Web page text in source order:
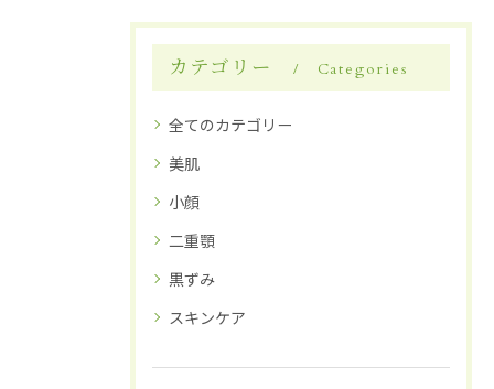
カテゴリー Categories
全てのカテゴリー
美肌
小顔
二重顎
黒ずみ
スキンケア